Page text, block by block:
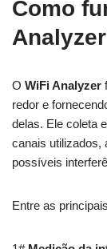
Como
O WiFi Analyzer
redor e
delas. Ele coleta
canais utilizados,
possíveis
Entre as